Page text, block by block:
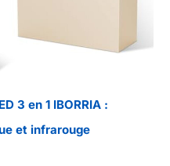
3 en 1 IBORRIA :
et infrarouge